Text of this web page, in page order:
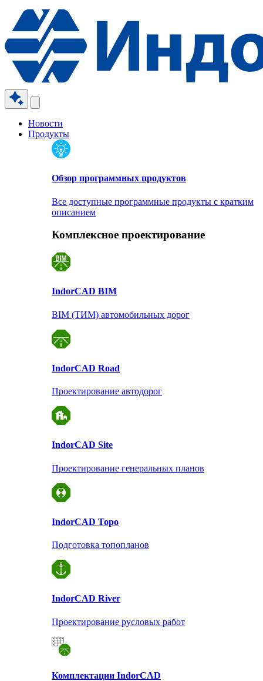
Новости
Продукты
Обзор программных продуктов
Все доступные программные продукты с кратким
описанием
Комплексное проектирование
IndorCAD BIM
BIM (ТИМ) автомобильных дорог
IndorCAD Road
Проектирование автодорог
IndorCAD Site
Проектирование генеральных планов
IndorCAD Topo
Подготовка топопланов
IndorCAD River
Проектирование русловых работ
Комплектации IndorCAD